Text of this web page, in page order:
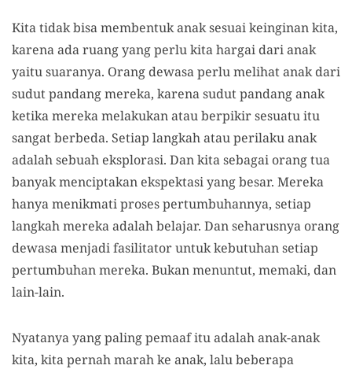
Kita tidak bisa membentuk anak sesuai keinginan kita,
karena ada ruang yang perlu kita hargai dari anak
yaitu suaranya. Orang dewasa perlu melihat anak dari
sudut pandang mereka, karena sudut pandang anak
ketika mereka melakukan atau berpikir sesuatu itu
sangat berbeda. Setiap langkah atau perilaku anak
adalah sebuah eksplorasi. Dan kita sebagai orang tua
banyak menciptakan ekspektasi yang besar. Mereka
hanya menikmati proses pertumbuhannya, setiap
langkah mereka adalah belajar. Dan seharusnya orang
dewasa menjadi fasilitator untuk kebutuhan setiap
pertumbuhan mereka. Bukan menuntut, memaki, dan
lain-lain.
Nyatanya yang paling pemaaf itu adalah anak-anak
kita, kita pernah marah ke anak, lalu beberapa